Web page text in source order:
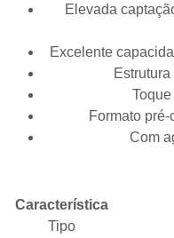
Elevada
Excelente
Formato
Com
Característica
Tipo